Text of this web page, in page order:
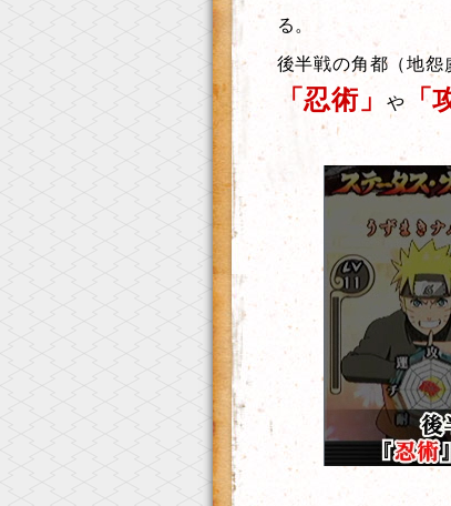
る。
後半戦の角都（地怨
「忍術」 や 「